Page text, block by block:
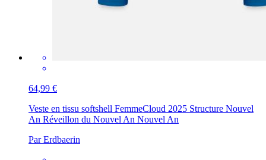
64,99 €
Veste en tissu softshell FemmeCloud 2025 Structure Nouvel
An Réveillon du Nouvel An Nouvel An
Par Erdbaerin